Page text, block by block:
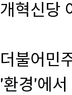
개혁신당
더불어민
'환경'에서